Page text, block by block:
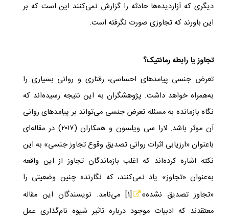
دیگری که آزاردیده‌ها حادثه را گزارش نمی‌کنند این است که بر
این باورند که تجاوزی صورت نگرفته است.
تجاوز یا رابطه رمانتیک؟
تعرض جنسی پیامدهای احساسی، رفتاری و روانی بسیاری را
به‌همراه خواهد داشت. پژوهشگران به این نتیجه رسیده‌اند که
نگاه بازمانده به مسئله تعرض جنسی می‌تواند بر پیامدهای روانی
آن موثر باشد. لارا سی ویلسون و همکاران (۲۰۱۷) در مقاله‌ای
باعنوان «ارزیابی اثرات روانی تصدیق وقوع تجاوز جنسی» به این
نکته اشاره کرده‌اند که اغلب بازماندگان تجاوز از این واقعه
به‌عنوان «تجاوز» یاد نمی‌کنند، که نگارنده چنین وضعیتی را
«تجاوز تصدیق نشده»
[1] می‌نامد. نویسندگان این مقاله
معتقدند که ادبیات موجود درباره تاثیر شیوه نام‌گذاری عمل